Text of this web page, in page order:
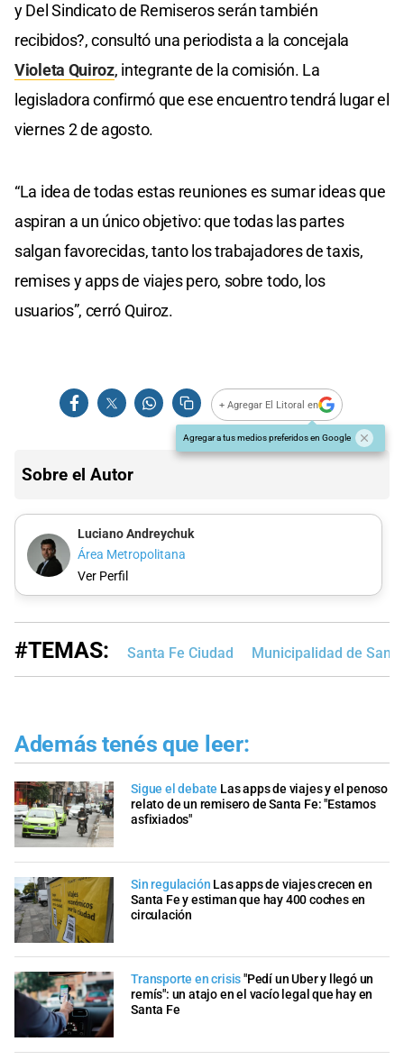
y Del Sindicato de Remiseros serán también
recibidos?, consultó una periodista a la concejala
Violeta Quiroz, integrante de la comisión. La
legisladora confirmó que ese encuentro tendrá lugar el
viernes 2 de agosto.
“La idea de todas estas reuniones es sumar ideas que
aspiran a un único objetivo: que todas las partes
salgan favorecidas, tanto los trabajadores de taxis,
remises y apps de viajes pero, sobre todo, los
usuarios”, cerró Quiroz.
+ Agregar El Litoral en
Agregar a tus medios preferidos en Google
Sobre el Autor
Luciano Andreychuk
Área Metropolitana
Ver Perfil
#TEMAS: Santa Fe Ciudad Municipalidad de
Además tenés que leer:
Sigue el debate Las apps de viajes y el penoso
relato de un remisero de Santa Fe: "Estamos
asfixiados"
Sin regulación Las apps de viajes crecen en
Santa Fe y estiman que hay 400 coches en
circulación
Transporte en crisis"Pedí un Uber y llegó un
remís": un atajo en el vacío legal que hay en
Santa Fe